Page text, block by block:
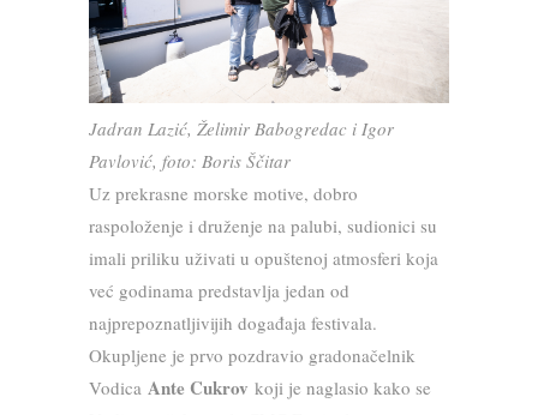
Jadran Lazić, Želimir Babogredac i Igor
Pavlović, foto: Boris Ščitar
Uz prekrasne morske motive, dobro
raspoloženje i druženje na palubi, sudionici su
imali priliku uživati u opuštenoj atmosferi koja
već godinama predstavlja jedan od
najprepoznatljivijih događaja festivala.
Okupljene je prvo pozdravio gradonačelnik
Vodica Ante Cukrov koji je naglasio kako se